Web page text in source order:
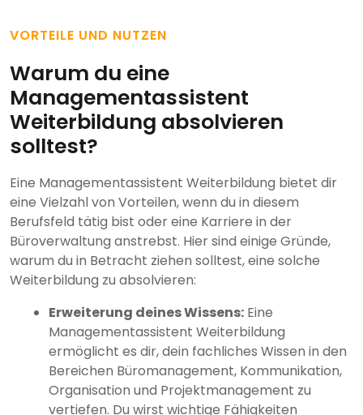
VORTEILE UND NUTZEN
Warum du eine
Managementassistent
Weiterbildung absolvieren
solltest?
Eine Managementassistent Weiterbildung bietet dir
eine Vielzahl von Vorteilen, wenn du in diesem
Berufsfeld tätig bist oder eine Karriere in der
Büroverwaltung anstrebst. Hier sind einige Gründe,
warum du in Betracht ziehen solltest, eine solche
Weiterbildung zu absolvieren:
Erweiterung deines Wissens: Eine
Managementassistent Weiterbildung
ermöglicht es dir, dein fachliches Wissen in den
Bereichen Büromanagement, Kommunikation,
Organisation und Projektmanagement zu
vertiefen. Du wirst wichtige Fähigkeiten